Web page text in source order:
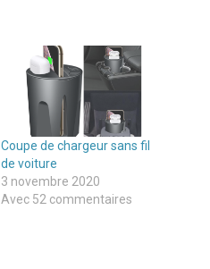
Coupe de chargeur sans fil
de voiture
3 novembre 2020
Avec 52 commentaires